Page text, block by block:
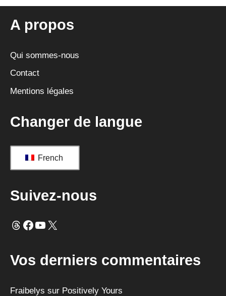
a
i
e
:
A propos
Qui sommes-nous
Contact
Mentions légales
Changer de langue
French
Suivez-nous
FilsFacebook
YouTube
X
Vos derniers commentaires
Fraibelys sur Positively Yours